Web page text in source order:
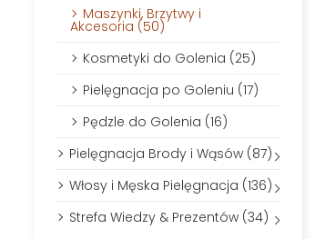
Maszynki, Brzytwy i
Akcesoria (50)
Kosmetyki do Golenia (25)
Pielęgnacja po Goleniu (17)
Pędzle do Golenia (16)
Pielęgnacja Brody i Wąsów (87)
Włosy i Męska Pielęgnacja (136)
Strefa Wiedzy & Prezentów (34)